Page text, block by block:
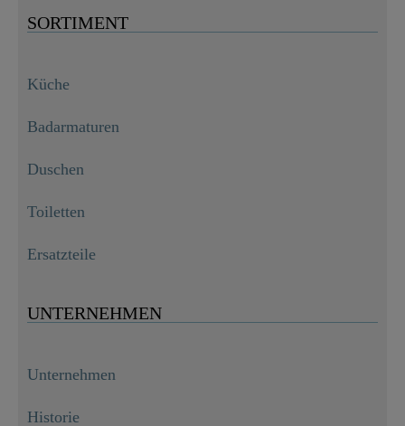
SORTIMENT
Küche
Badarmaturen
Duschen
Toiletten
Ersatzteile
UNTERNEHMEN
Unternehmen
Historie